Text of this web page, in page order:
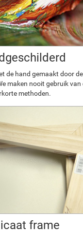
de hand gemaakt door
maken nooit gebruik
methoden.
frame